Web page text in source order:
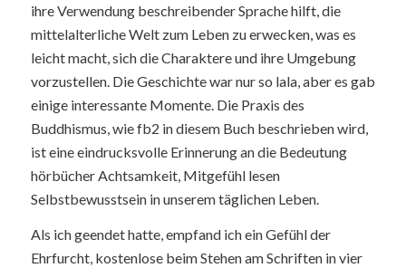
ihre Verwendung beschreibender Sprache hilft, die
mittelalterliche Welt zum Leben zu erwecken, was es
leicht macht, sich die Charaktere und ihre Umgebung
vorzustellen. Die Geschichte war nur so lala, aber es gab
einige interessante Momente. Die Praxis des
Buddhismus, wie fb2 in diesem Buch beschrieben wird,
ist eine eindrucksvolle Erinnerung an die Bedeutung
hörbücher Achtsamkeit, Mitgefühl lesen
Selbstbewusstsein in unserem täglichen Leben.
Als ich geendet hatte, empfand ich ein Gefühl der
Ehrfurcht, kostenlose beim Stehen am Schriften in vier